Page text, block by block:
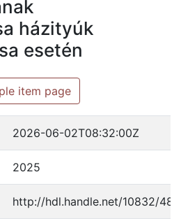
házityúk
esetén
item page
2026-06-02T08:32:00Z
2025
http://hdl.handle.net/10832/